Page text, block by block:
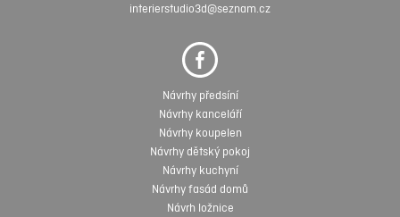
interierstudio3d@seznam.cz
Návrhy předsíní
Návrhy kanceláří
Návrhy koupelen
Návrhy dětský pokoj
Návrhy kuchyní
Návrhy fasád domů
Návrh ložnice